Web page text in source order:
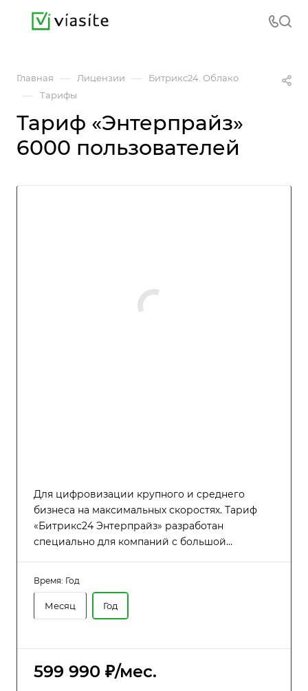
Главная — Лицензии — Битрикс24. Облако
— Тарифы
Тариф «Энтерпрайз»
6000 пользователей
Для цифровизации крупного и среднего
бизнеса на максимальных скоростях. Тариф
«Битрикс24 Энтерпрайз» разработан
специально для компаний с большой
производительность, надёжность и гибкость в
управлении распределённой структурой.
Время: Год
Месяц Год
599 990 ₽/мес.